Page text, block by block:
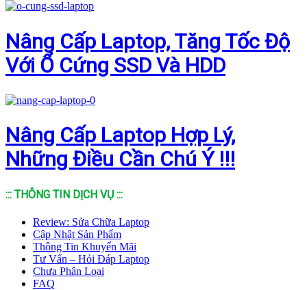
Nâng Cấp Laptop, Tăng Tốc Độ
Với Ổ Cứng SSD Và HDD
Nâng Cấp Laptop Hợp Lý,
Những Điều Cần Chú Ý !!!
::: THÔNG TIN DỊCH VỤ :::
Review: Sửa Chữa Laptop
Cập Nhật Sản Phẩm
Thông Tin Khuyến Mãi
Tư Vấn – Hỏi Đáp Laptop
Chưa Phân Loại
FAQ